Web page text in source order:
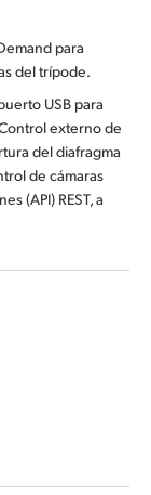
para
del trípode.
USB para
externo de
del diafragma
de cámaras
(API) REST, a